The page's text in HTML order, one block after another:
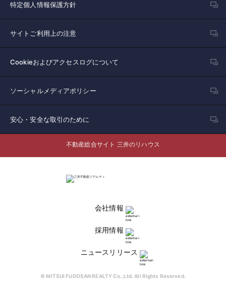
特定個人情報保護方針
サイトご利用上の注意
Cookieおよびアクセスログについて
ソーシャルメディアポリシー
安心・安全な取引のために
不動産総合サイト 三井のリハウス
会社情報
採用情報
ニュースリリース
© MITSUI FUDOSAN REALTY Co.,Ltd. All Rights Reserved.